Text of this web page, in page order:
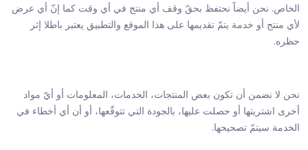
الخاص. نحن أيضاً نحتفظ بحقّ وقف أي منتج في أي وقت كما إنّ أي عرض
لأي منتج أو خدمة يتمّ تقديمها على هذا الموقع والتطبيق يعتبر باطلا إثر
حظره.
نحن لا نضمن أن تكون بعض المنتجات، الخدمات، المعلومات أو أيّ مواد
أخرى اشتريتها أو حصلت عليها، بالجودة التي تتوقّعها، أو أن أي أخطاء في
الخدمة سيتمّ تصحيحها.